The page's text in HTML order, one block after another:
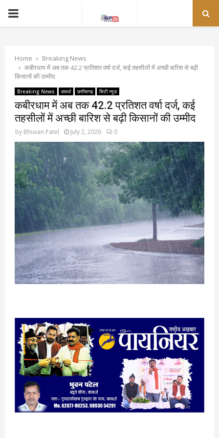
PRIMARY
Home
Breaking News
कबीरधाम में अब तक 42.2 प्रतिशत वर्षा दर्ज, कई तहसीलों में अच्छी बारिश से बढ़ी
किसानों की उम्मीद
Breaking News कवर्धा छत्तीसगढ़ सिटी न्यूज़
कबीरधाम में अब तक 42.2 प्रतिशत वर्षा दर्ज, कई
तहसीलों में अच्छी बारिश से बढ़ी किसानों की उम्मीद
by Bhuvan Patel July 2, 2026 0